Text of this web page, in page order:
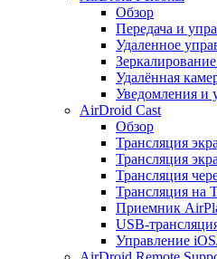
Обзор
Передача и
Удаленное
Удалённая
Уведомления и
AirDroid Cast
Обзор
Трансляция
Трансляция
Трансляция
Трансляция на
Приемник
USB-
Управление